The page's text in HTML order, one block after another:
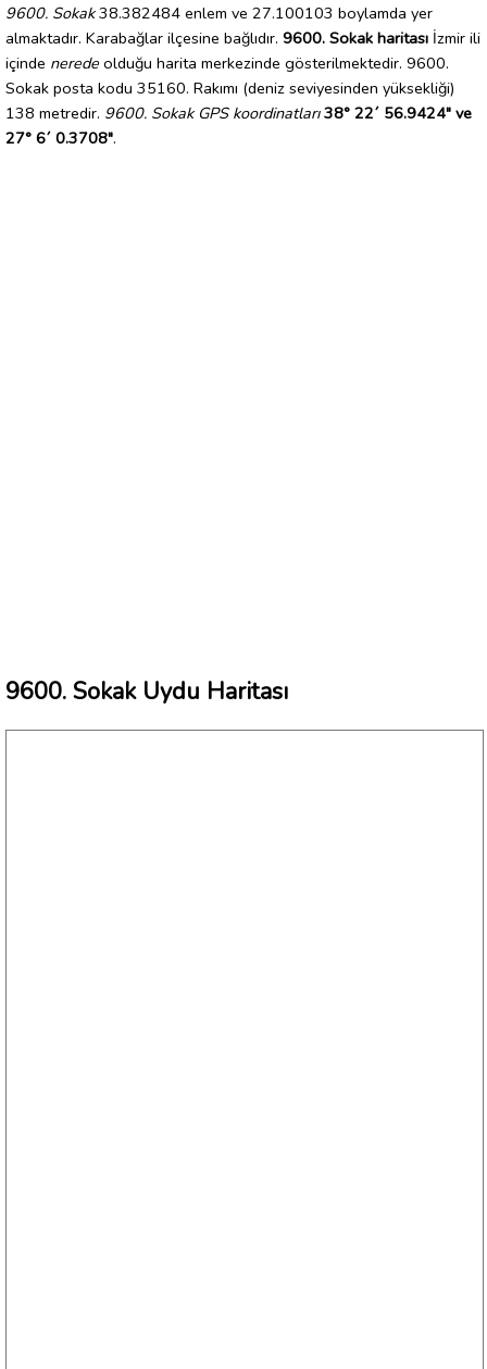
9600. Sokak38.382484 enlem ve 27.100103 boylamda yer
almaktadır. Karabağlar ilçesine bağlıdır. 9600. Sokak haritası İzmir ili
içinde nerede olduğu harita merkezinde gösterilmektedir. 9600.
Sokak posta kodu 35160. Rakımı (deniz seviyesinden yüksekliği)
138 metredir. 9600. Sokak GPS koordinatları 38° 22´ 56.9424" ve
27° 6´ 0.3708".
9600. Sokak Uydu Haritası